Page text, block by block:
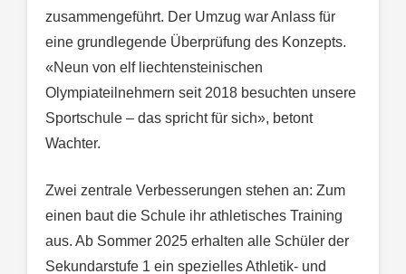
zusammengeführt. Der Umzug war Anlass für
eine grundlegende Überprüfung des Konzepts.
«Neun von elf liechtensteinischen
Olympiateilnehmern seit 2018 besuchten unsere
Sportschule – das spricht für sich», betont
Wachter.
Zwei zentrale Verbesserungen stehen an: Zum
einen baut die Schule ihr athletisches Training
aus. Ab Sommer 2025 erhalten alle Schüler der
Sekundarstufe 1 ein spezielles Athletik- und